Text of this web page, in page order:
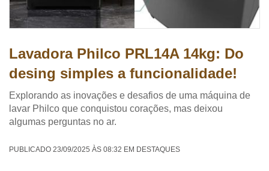
Lavadora Philco PRL14A 14kg: Do
desing simples a funcionalidade!
Explorando as inovações e desafios de uma máquina de
lavar Philco que conquistou corações, mas deixou
algumas perguntas no ar.
PUBLICADO 23/09/2025 ÀS 08:32 EM DESTAQUES